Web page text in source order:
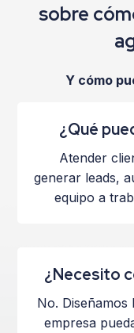
sobre
Y cómo
¿Qué
Atender
generar leads,
equipo a
¿Necesito
No. Diseñamos
empresa